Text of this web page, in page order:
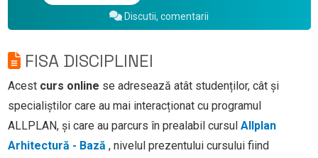
Discutii, comentarii
FISA DISCIPLINEI
Acest curs online se adresează atât studenților, cât și
specialiștilor care au mai interacționat cu programul
ALLPLAN, și care au parcurs în prealabil cursul Allplan
Arhitectură - Bază , nivelul prezentului cursului fiind